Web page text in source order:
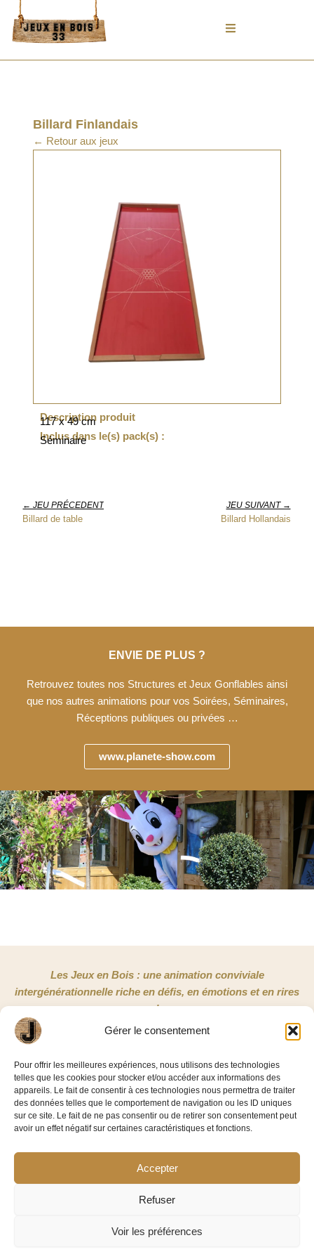
Gérer le consentement
Pour offrir les meilleures expériences, nous utilisons des technologies
telles que les cookies pour stocker et/ou accéder aux informations des
appareils. Le fait de consentir à ces technologies nous permettra de traiter
des données telles que le comportement de navigation ou les ID uniques
sur ce site. Le fait de ne pas consentir ou de retirer son consentement peut
avoir un effet négatif sur certaines caractéristiques et fonctions.
Accepter
Refuser
Voir les préférences
Aller
contenu
Billard Finlandais
← Retour aux jeux
Description produit
117 x 49 cm
Inclus dans le(s) pack(s) :
Séminaire
← JEU PRÉCEDENT
Billard de table
JEU SUIVANT →
Billard Hollandais
ENVIE DE PLUS ?
Retrouvez toutes nos Structures et Jeux Gonflables ainsi
que nos autres animations pour vos Soirées, Séminaires,
Réceptions publiques ou privées …
www.planete-show.com
Les Jeux en Bois : une animation conviviale
intergénérationnelle riche en défis, en émotions et en rires
!
Jeux en Bois 33
3/5 rue Copernic
33185 Le Haillan
06 58 86 42 11